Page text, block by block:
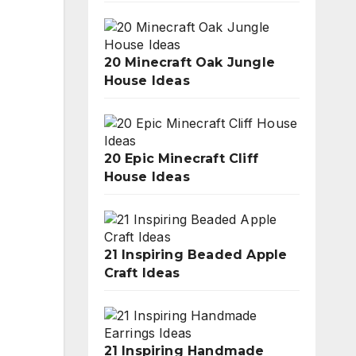
20 Minecraft Oak Jungle
House Ideas
20 Epic Minecraft Cliff
House Ideas
21 Inspiring Beaded Apple
Craft Ideas
21 Inspiring Handmade